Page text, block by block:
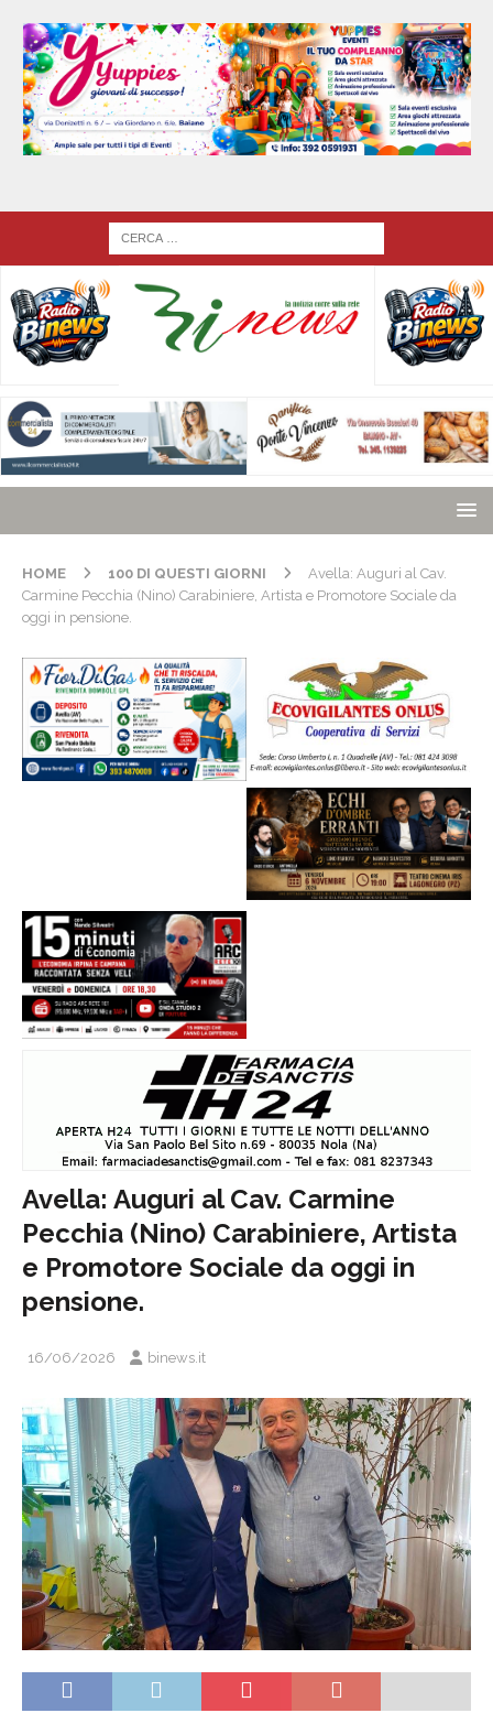
HOME 100 DI QUESTI GIORNI
Avella: Auguri al Cav.
Carmine Pecchia (Nino) Carabiniere, Artista e Promotore Sociale da
oggi in pensione.
Avella: Auguri al Cav. Carmine
Pecchia (Nino) Carabiniere, Artista
e Promotore Sociale da oggi in
pensione.
16/06/2026 binews.it